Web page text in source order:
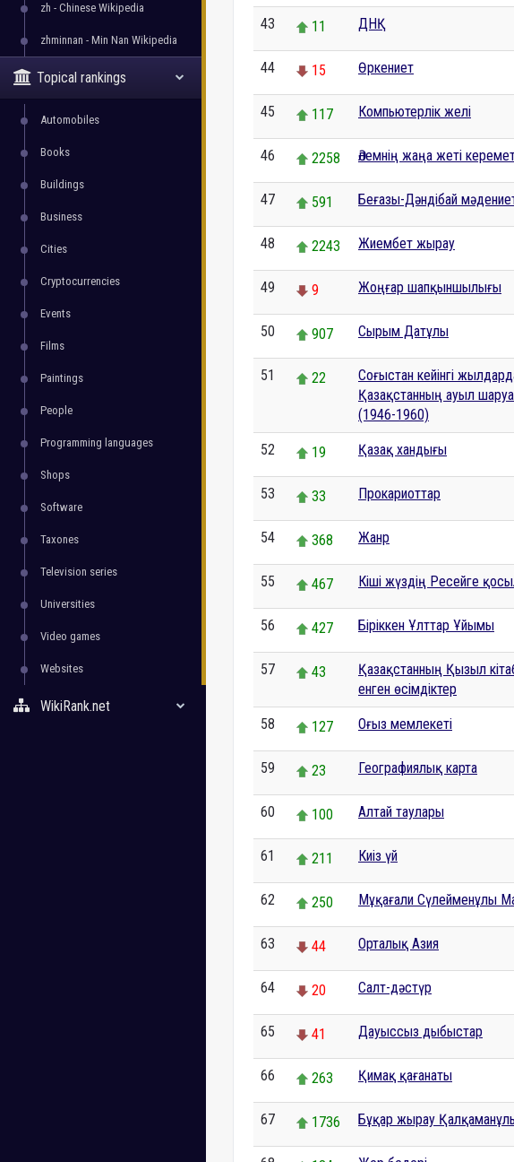
zh - Chinese Wikipedia
zhminnan - Min Nan Wikipedia
Topical rankings
Automobiles
Books
Buildings
Business
Cities
Cryptocurrencies
Events
Films
Paintings
People
Programming languages
Shops
Software
Taxones
Television series
Universities
Video games
Websites
WikiRank.net
43 11 ДНҚ
44 15 Өркениет
45 117 Компьютерлік желі
46 2258 Әлемнің жаңа жеті
47 591 Беғазы-Дәндібай
48 2243 Жиембет жырау
49 9 Жоңғар шапқыншылығы
50 907 Сырым Датұлы
51 22
Соғыстан кейінгі
Қазақстанның ауыл
(1946-1960)
52 19 Қазақ хандығы
53 33 Прокариоттар
54 368 Жанр
55 467 Кіші жүздің Ресейге
56 427 Біріккен Ұлттар Ұйымы
57 43
Қазақстанның Қызыл
енген өсімдіктер
58 127 Оғыз мемлекеті
59 23 Географиялық карта
60 100 Алтай таулары
61 211 Киіз үй
62 250 Мұқағали Сүлейменұлы
63 44 Орталық Азия
64 20 Салт-дәстүр
65 41 Дауыссыз дыбыстар
66 263 Қимақ қағанаты
67 1736 Бұқар жырау